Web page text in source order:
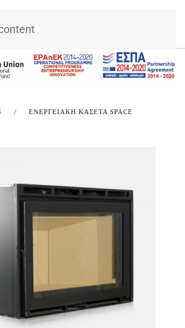
ΕΝΕΡΓΕΙΑΚΉ ΚΑΣΈΤΑ SPACE